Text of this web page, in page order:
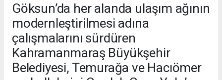
Göksun’da her alanda ulaşım ağının
modernleştirilmesi adına
çalışmalarını sürdüren
Kahramanmaraş Büyükşehir
Belediyesi, Temurağa ve Hacıömer